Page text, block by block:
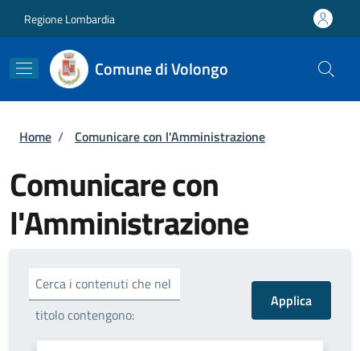
Regione Lombardia
Comune di Volongo
Briciole di pane
Home / Comunicare con l'Amministrazione
Comunicare con
l'Amministrazione
Cerca i contenuti che nel
titolo contengono: